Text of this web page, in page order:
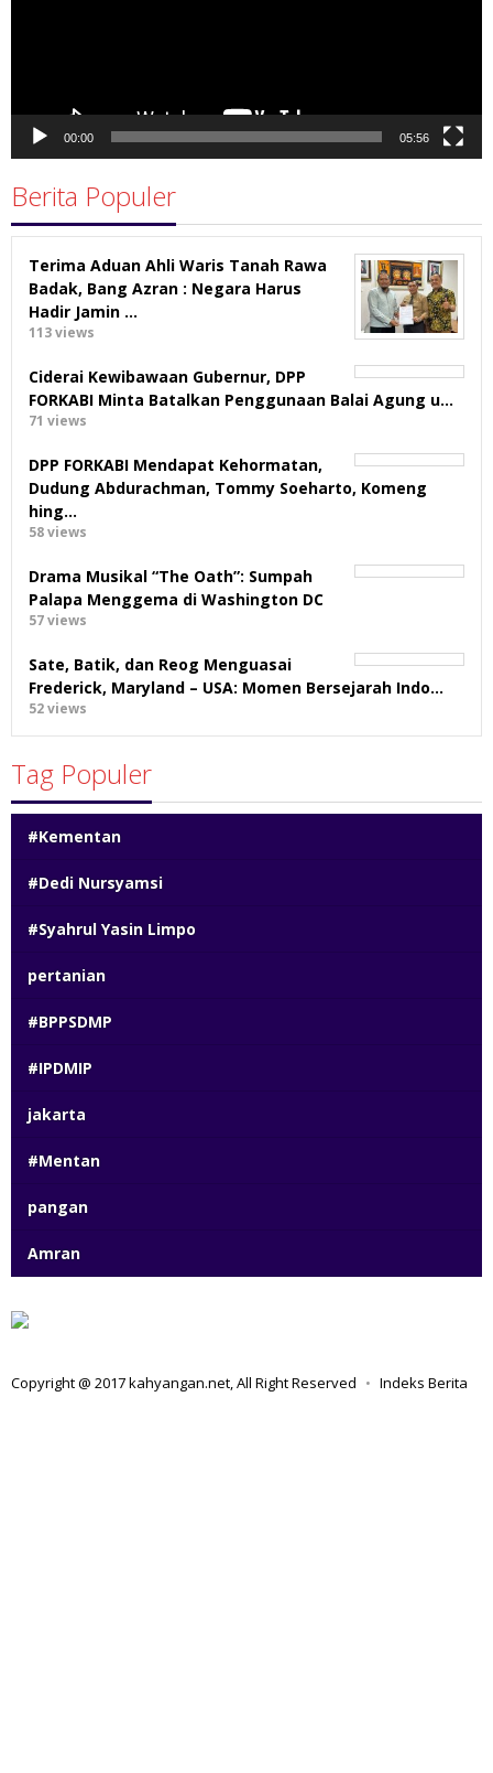
00:00 05:56
Berita Populer
Terima Aduan Ahli Waris Tanah Rawa
Badak, Bang Azran : Negara Harus
Hadir Jamin …
113 views
Ciderai Kewibawaan Gubernur, DPP
FORKABI Minta Batalkan Penggunaan Balai Agung u…
71 views
DPP FORKABI Mendapat Kehormatan,
Dudung Abdurachman, Tommy Soeharto, Komeng
hing…
58 views
Drama Musikal “The Oath”: Sumpah
Palapa Menggema di Washington DC
57 views
Sate, Batik, dan Reog Menguasai
Frederick, Maryland – USA: Momen Bersejarah Indo…
52 views
Tag Populer
#Kementan
#Dedi Nursyamsi
#Syahrul Yasin Limpo
pertanian
#BPPSDMP
#IPDMIP
jakarta
#Mentan
pangan
Amran
Copyright @ 2017 kahyangan.net, All Right Reserved Indeks Berita